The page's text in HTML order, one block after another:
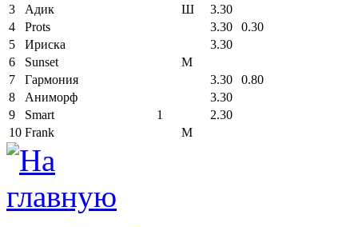
3
Адик Ш
3.30
4
Prots 3.30
0.30
5
Ириска
3.30
6
Sunset
М
7
Гармония 3.30
0.80
8
Аниморф
3.30
9
Smart 1
2.30
10 Frank М